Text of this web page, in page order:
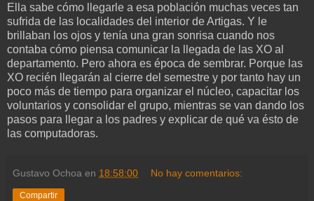
Ella sabe cómo llegarle a esa población muchas veces tan
sufrida de las localidades del interior de Artigas. Y le
brillaban los ojos y tenía una gran sonrisa cuando nos
contaba cómo piensa comunicar la llegada de las XO al
departamento. Pero ahora es época de sembrar. Porque las
XO recién llegarán al cierre del semestre y por tanto hay un
poco más de tiempo para organizar el núcleo, capacitar los
voluntarios y consolidar el grupo, mientras se van dando los
pasos para llegar a los padres y explicar de qué va ésto de
las computadoras.
Gustavo Ochoa en 18:58:00 No hay comentarios:
Compartir